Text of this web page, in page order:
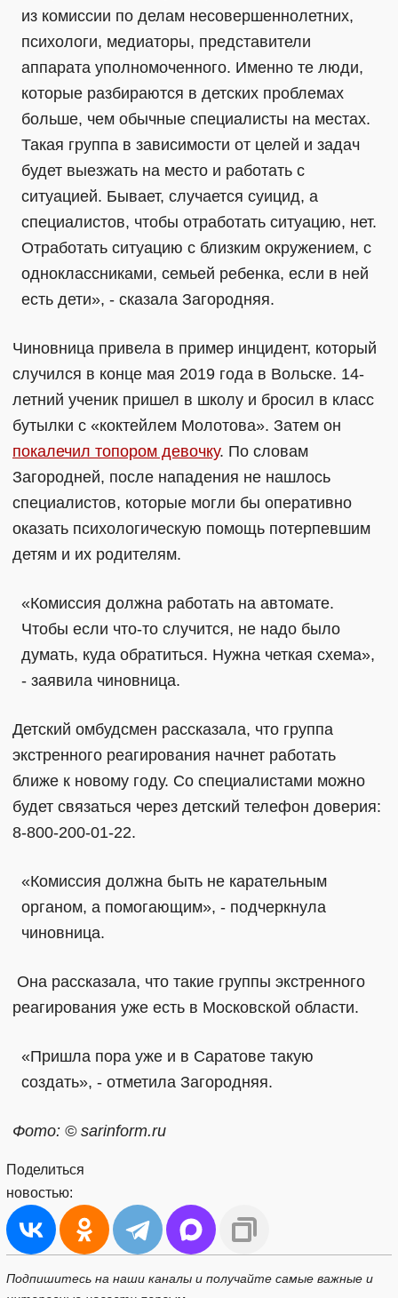
из комиссии по делам несовершеннолетних,
психологи, медиаторы, представители
аппарата уполномоченного. Именно те люди,
которые разбираются в детских проблемах
больше, чем обычные специалисты на местах.
Такая группа в зависимости от целей и задач
будет выезжать на место и работать с
ситуацией. Бывает, случается суицид, а
специалистов, чтобы отработать ситуацию, нет.
Отработать ситуацию с близким окружением, с
одноклассниками, семьей ребенка, если в ней
есть дети», - сказала Загородняя.
Чиновница привела в пример инцидент, который
случился в конце мая 2019 года в Вольске. 14-
летний ученик пришел в школу и бросил в класс
бутылки с «коктейлем Молотова». Затем он
покалечил топором девочку. По словам
Загородней, после нападения не нашлось
специалистов, которые могли бы оперативно
оказать психологическую помощь потерпевшим
детям и их родителям.
«Комиссия должна работать на автомате.
Чтобы если что-то случится, не надо было
думать, куда обратиться. Нужна четкая схема»,
- заявила чиновница.
Детский омбудсмен рассказала, что группа
экстренного реагирования начнет работать
ближе к новому году. Со специалистами можно
будет связаться через детский телефон доверия:
8-800-200-01-22.
«Комиссия должна быть не карательным
органом, а помогающим», - подчеркнула
чиновница.
Она рассказала, что такие группы экстренного
реагирования уже есть в Московской области.
«Пришла пора уже и в Саратове такую
создать», - отметила Загородняя.
Фото: © sarinform.ru
Поделиться
новостью:
Подпишитесь на наши каналы и получайте самые важные и